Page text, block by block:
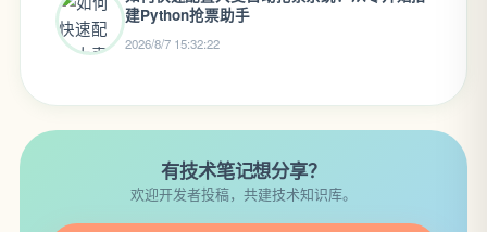
建Python抢票助手
2026/8/7 15:32:22
有技术笔记想分享？
欢迎开发者投稿，共建技术知识库。